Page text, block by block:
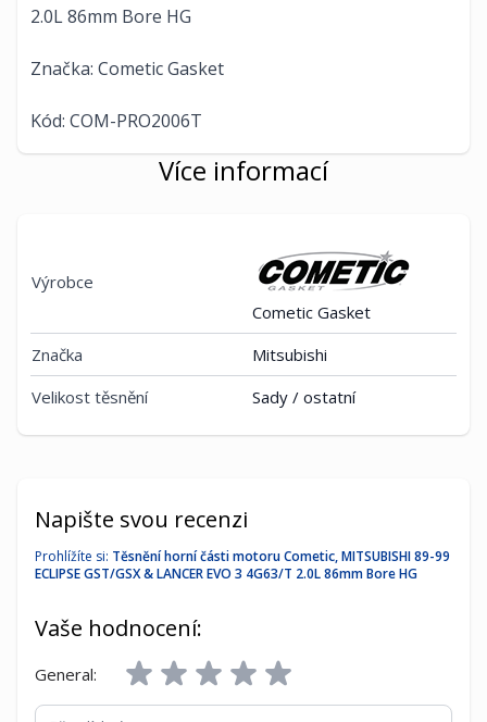
2.0L 86mm Bore HG
Značka: Cometic Gasket
Kód: COM-PRO2006T
Více informací
Výrobce
Cometic Gasket
Značka
Mitsubishi
Velikost těsnění
Sady / ostatní
Napište svou recenzi
Prohlížíte si: Těsnění horní části motoru Cometic, MITSUBISHI 89-99
ECLIPSE GST/GSX & LANCER EVO 3 4G63/T 2.0L 86mm Bore HG
Vaše hodnocení:
General:
Přezdívka